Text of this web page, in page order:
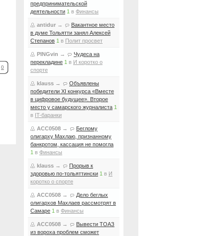
0
предпринимательской
деятельности 1 в Финансы
antidur →
Вакантное место
в думе Тольятти занял Алексей
Степанов 1 в Полит просвет
PINGvin →
Чудеса на
перекладине 1 в И коротко о
спорте
klauss →
Объявлены
победители XI конкурса «Вместе
в цифровое будущее». Второе
место у самарского журналиста 1
в IT-баранки
ACC0508 →
Беглому
олигарху Махлаю, признанному
банкротом, кассация не помогла
1 в Финансы
klauss →
Прорыв к
здоровью по-тольяттински 1 в И
коротко о спорте
ACC0508 →
Дело беглых
олигархов Махлаев рассмотрят в
Самаре 1 в Финансы
ACC0508 →
Вывести ТОАЗ
из вороха проблем сможет